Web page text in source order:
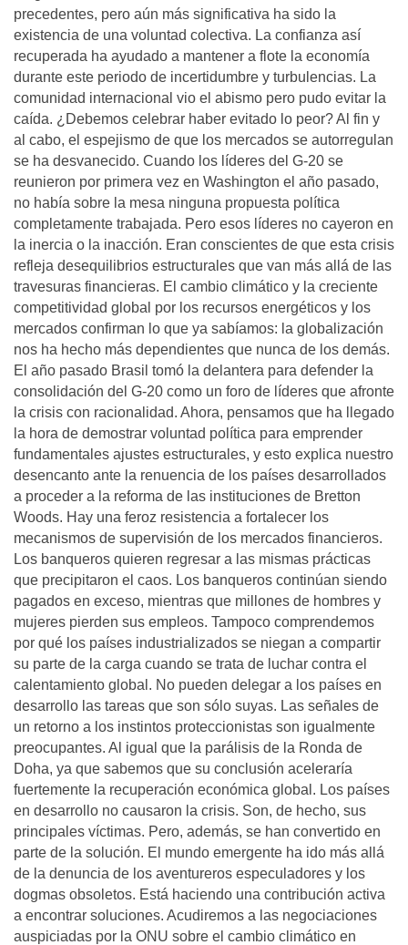
precedentes, pero aún más significativa ha sido la
existencia de una voluntad colectiva. La confianza así
recuperada ha ayudado a mantener a flote la economía
durante este periodo de incertidumbre y turbulencias. La
comunidad internacional vio el abismo pero pudo evitar la
caída. ¿Debemos celebrar haber evitado lo peor? Al fin y
al cabo, el espejismo de que los mercados se autorregulan
se ha desvanecido. Cuando los líderes del G-20 se
reunieron por primera vez en Washington el año pasado,
no había sobre la mesa ninguna propuesta política
completamente trabajada. Pero esos líderes no cayeron en
la inercia o la inacción. Eran conscientes de que esta crisis
refleja desequilibrios estructurales que van más allá de las
travesuras financieras. El cambio climático y la creciente
competitividad global por los recursos energéticos y los
mercados confirman lo que ya sabíamos: la globalización
nos ha hecho más dependientes que nunca de los demás.
El año pasado Brasil tomó la delantera para defender la
consolidación del G-20 como un foro de líderes que afronte
la crisis con racionalidad. Ahora, pensamos que ha llegado
la hora de demostrar voluntad política para emprender
fundamentales ajustes estructurales, y esto explica nuestro
desencanto ante la renuencia de los países desarrollados
a proceder a la reforma de las instituciones de Bretton
Woods. Hay una feroz resistencia a fortalecer los
mecanismos de supervisión de los mercados financieros.
Los banqueros quieren regresar a las mismas prácticas
que precipitaron el caos. Los banqueros continúan siendo
pagados en exceso, mientras que millones de hombres y
mujeres pierden sus empleos. Tampoco comprendemos
por qué los países industrializados se niegan a compartir
su parte de la carga cuando se trata de luchar contra el
calentamiento global. No pueden delegar a los países en
desarrollo las tareas que son sólo suyas. Las señales de
un retorno a los instintos proteccionistas son igualmente
preocupantes. Al igual que la parálisis de la Ronda de
Doha, ya que sabemos que su conclusión aceleraría
fuertemente la recuperación económica global. Los países
en desarrollo no causaron la crisis. Son, de hecho, sus
principales víctimas. Pero, además, se han convertido en
parte de la solución. El mundo emergente ha ido más allá
de la denuncia de los aventureros especuladores y los
dogmas obsoletos. Está haciendo una contribución activa
a encontrar soluciones. Acudiremos a las negociaciones
auspiciadas por la ONU sobre el cambio climático en